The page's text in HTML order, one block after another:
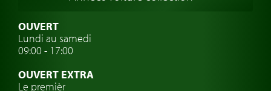
Voitures Suédoises
Assurance voiture de collection
Clubs de voitures classiques
Atelier de voitures anciennes
OUVERT
Lundi au samedi
09:00 - 17:00
OUVERT EXTRA
Le premièr